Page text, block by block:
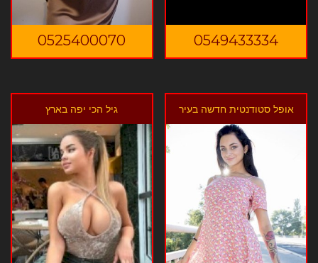
0549433334
0525400070
אופל סטודנטית חדשה בעיר גיל הכי יפה בארץ